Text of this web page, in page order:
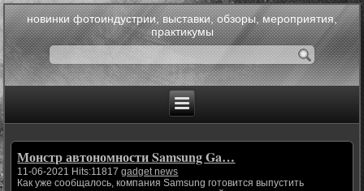
новинки фотоиндустрии, выставки, обзоры, мероприятия,
практикумы
Монстр автономности Samsung Ga…
11-06-2021 Hits:11817gadget news
Как уже сообщалось, компания Samsung готовится выпустить